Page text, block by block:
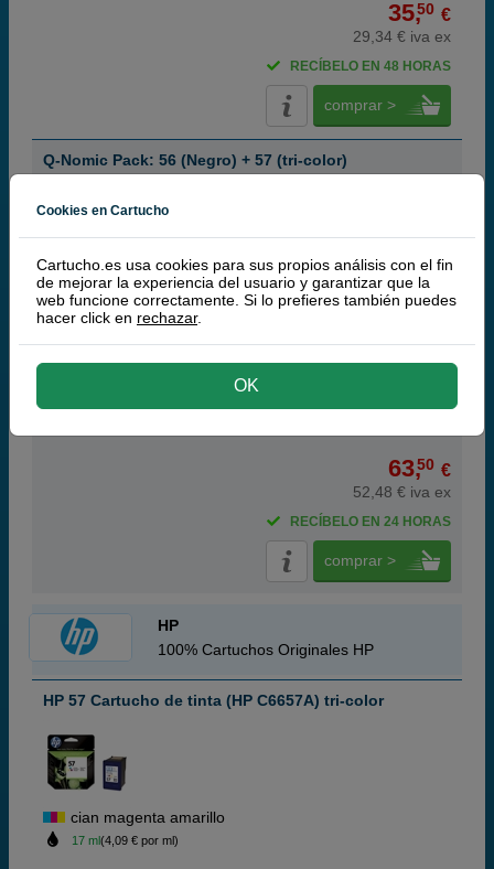
35,50 €
29,34 € iva ex
RECÍBELO EN 48 HORAS
comprar >
Q-Nomic Pack: 56 (Negro) + 57 (tri-color)
Cartuchos de tinta o toners que contiene el pack:
Q-Nomic 56 Cartucho de tinta (C6656A) negro 23 ml
Q-Nomic 57 Cartucho de tinta (C6657A) tri-color
Pack ahorro
63,50 €
52,48 € iva ex
RECÍBELO EN 24 HORAS
comprar >
HP
100% Cartuchos Originales HP
HP 57 Cartucho de tinta (HP C6657A) tri-color
cian magenta amarillo
17 ml(4,09 € por ml)
Cookies en Cartucho
Cartucho.es usa cookies para sus propios análisis con el fin
de mejorar la experiencia del usuario y garantizar que la
web funcione correctamente. Si lo prefieres también puedes
hacer click en rechazar.
OK